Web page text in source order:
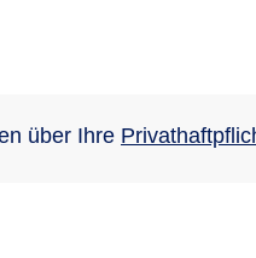
über Ihre